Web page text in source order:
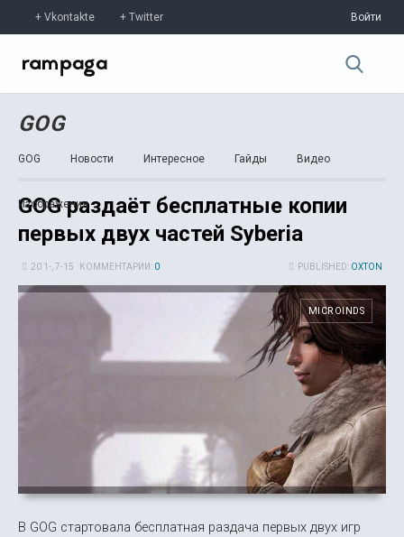
Vkontakte Twitter Войти
GOG
GOG Новости Интересное Гайды Видео
Изображения
GOG раздаёт бесплатные копии
первых двух частей Syberia
PUBLISHED: OXTON
20 1-, 7-15 КОММЕНТАРИИ: 0
MICROINDS
В GOG стартовала бесплатная раздача первых двух игр